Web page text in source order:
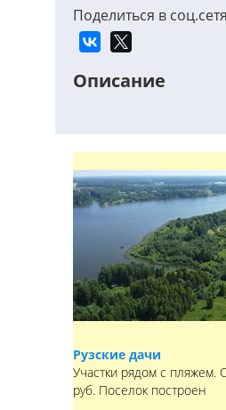
Поделиться в
Описание
Рузские дачи
Участки рядом с пляжем.
руб. Поселок построен